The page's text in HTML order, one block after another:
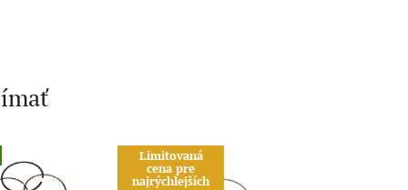
Limitovaná
cena pre
najrýchlejších